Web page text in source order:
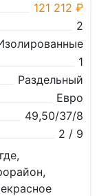
121 212 ₽
2
1
Раздельный
Евро
49,50/37/8
2 / 9